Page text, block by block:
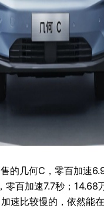
的几何C，零百加速
零百加速7.7秒；14.68
速比较慢的，依然能在